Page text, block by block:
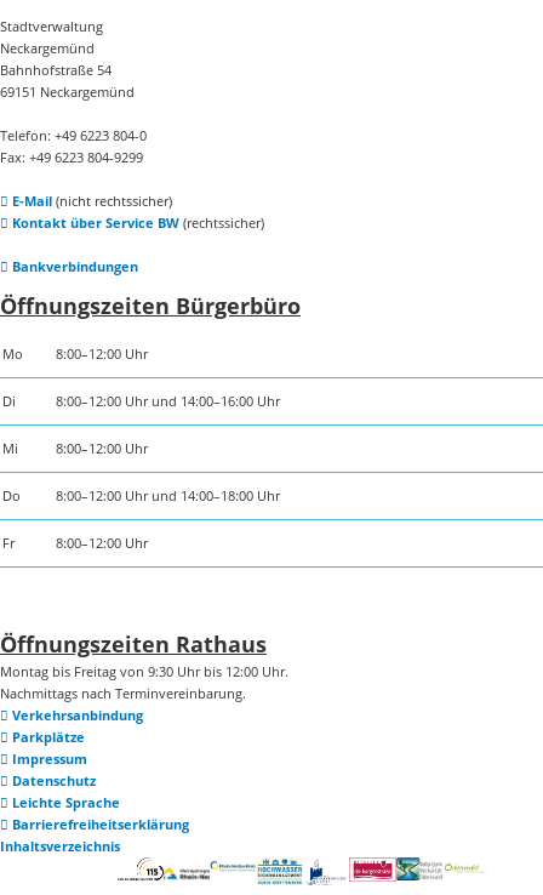
Stadtverwaltung
Neckargemünd
Bahnhofstraße 54
69151 Neckargemünd
Telefon: +49 6223 804-0
Fax: +49 6223 804-9299
E-Mail(nicht rechtssicher)
Kontakt über Service BW(rechtssicher)
Bankverbindungen
Öffnungszeiten Bürgerbüro
Mo 8:00–12:00 Uhr
Di 8:00–12:00 Uhr und 14:00–16:00 Uhr
Mi 8:00–12:00 Uhr
Do 8:00–12:00 Uhr und 14:00–18:00 Uhr
Fr 8:00–12:00 Uhr
Öffnungszeiten Rathaus
Montag bis Freitag von 9:30 Uhr bis 12:00 Uhr.
Nachmittags nach Terminvereinbarung.
Verkehrsanbindung
Parkplätze
Impressum
Datenschutz
Leichte Sprache
Barrierefreiheitserklärung
Inhaltsverzeichnis